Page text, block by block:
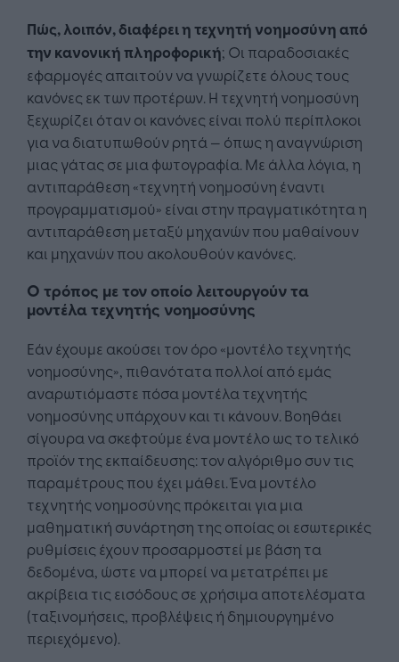
Πώς, λοιπόν, διαφέρει η τεχνητή νοημοσύνη από
την κανονική πληροφορική; Οι παραδοσιακές
εφαρμογές απαιτούν να γνωρίζετε όλους τους
κανόνες εκ των προτέρων. Η τεχνητή νοημοσύνη
ξεχωρίζει όταν οι κανόνες είναι πολύ περίπλοκοι
για να διατυπωθούν ρητά — όπως η αναγνώριση
μιας γάτας σε μια φωτογραφία. Με άλλα λόγια, η
αντιπαράθεση «τεχνητή νοημοσύνη έναντι
προγραμματισμού» είναι στην πραγματικότητα η
αντιπαράθεση μεταξύ μηχανών που μαθαίνουν
και μηχανών που ακολουθούν κανόνες.
Ο τρόπος με τον οποίο λειτουργούν τα
μοντέλα τεχνητής νοημοσύνης
Εάν έχουμε ακούσει τον όρο «μοντέλο τεχνητής
νοημοσύνης», πιθανότατα πολλοί από εμάς
αναρωτιόμαστε πόσα μοντέλα τεχνητής
νοημοσύνης υπάρχουν και τι κάνουν. Βοηθάει
σίγουρα να σκεφτούμε ένα μοντέλο ως το τελικό
προϊόν της εκπαίδευσης: τον αλγόριθμο συν τις
παραμέτρους που έχει μάθει. Ένα μοντέλο
τεχνητής νοημοσύνης πρόκειται για μια
μαθηματική συνάρτηση της οποίας οι εσωτερικές
ρυθμίσεις έχουν προσαρμοστεί με βάση τα
δεδομένα, ώστε να μπορεί να μετατρέπει με
ακρίβεια τις εισόδους σε χρήσιμα αποτελέσματα
(ταξινομήσεις, προβλέψεις ή δημιουργημένο
περιεχόμενο).